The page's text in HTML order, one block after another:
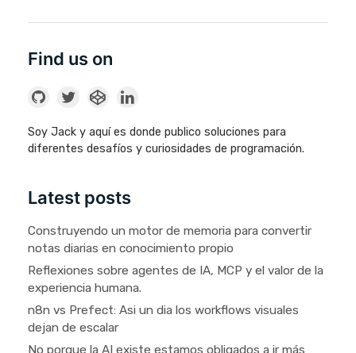
Find us on
Soy Jack y aquí es donde publico soluciones para
diferentes desafíos y curiosidades de programación.
Latest posts
Construyendo un motor de memoria para convertir
notas diarias en conocimiento propio
Reflexiones sobre agentes de IA, MCP y el valor de la
experiencia humana.
n8n vs Prefect: Asi un dia los workflows visuales
dejan de escalar
No porque la AI existe estamos obligados a ir más